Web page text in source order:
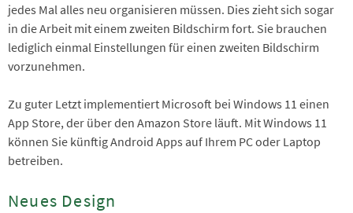
jedes Mal alles neu organisieren müssen. Dies zieht sich sogar
in die Arbeit mit einem zweiten Bildschirm fort. Sie brauchen
lediglich einmal Einstellungen für einen zweiten Bildschirm
vorzunehmen.
Zu guter Letzt implementiert Microsoft bei Windows 11 einen
App Store, der über den Amazon Store läuft. Mit Windows 11
können Sie künftig Android Apps auf Ihrem PC oder Laptop
betreiben.
Neues Design